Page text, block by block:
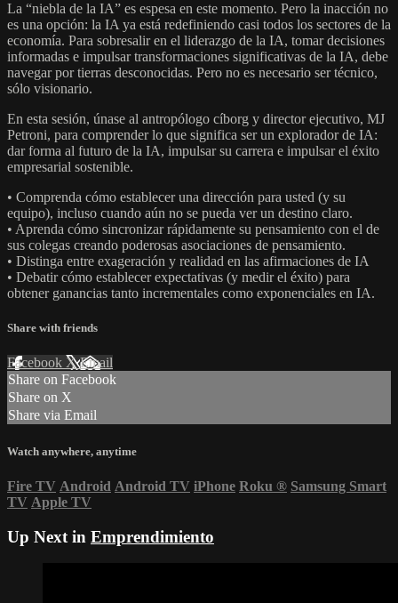
La “niebla de la IA” es espesa en este momento. Pero la inacción no
es una opción: la IA ya está redefiniendo casi todos los sectores de la
economía. Para sobresalir en el liderazgo de la IA, tomar decisiones
informadas e impulsar transformaciones significativas de la IA, debe
navegar por tierras desconocidas. Pero no es necesario ser técnico,
sólo visionario.
En esta sesión, únase al antropólogo cíborg y director ejecutivo, MJ
Petroni, para comprender lo que significa ser un explorador de IA:
dar forma al futuro de la IA, impulsar su carrera e impulsar el éxito
empresarial sostenible.
• Comprenda cómo establecer una dirección para usted (y su
equipo), incluso cuando aún no se pueda ver un destino claro.
• Aprenda cómo sincronizar rápidamente su pensamiento con el de
sus colegas creando poderosas asociaciones de pensamiento.
• Distinga entre exageración y realidad en las afirmaciones de IA
• Debatir cómo establecer expectativas (y medir el éxito) para
obtener ganancias tanto incrementales como exponenciales en IA.
Share with friends
Facebook XEmail
Share on Facebook
Share on X
Share via Email
Watch anywhere, anytime
Fire TV Android Android TV iPhone Roku ® Samsung Smart
TV Apple TV
Up Next in Emprendimiento